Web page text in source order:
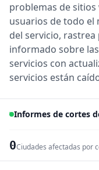
problemas de
usuarios de todo
del servicio,
informado sobre
servicios con
servicios están
Informes de cortes
0Ciudades afectadas por